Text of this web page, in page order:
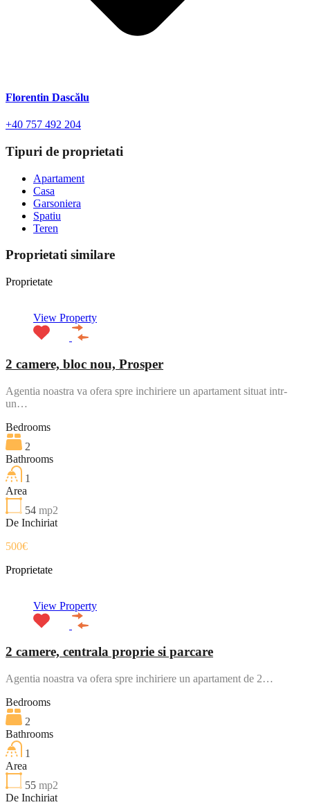
Florentin Dascălu
+40 757 492 204
Tipuri de proprietati
Apartament
Casa
Garsoniera
Spatiu
Teren
Proprietati similare
Proprietate
View Property
2 camere, bloc nou, Prosper
Agentia noastra va ofera spre inchiriere un apartament situat intr-
un…
Bedrooms
2
Bathrooms
1
Area
54 mp2
De Inchiriat
500€
Proprietate
View Property
2 camere, centrala proprie si parcare
Agentia noastra va ofera spre inchiriere un apartament de 2…
Bedrooms
2
Bathrooms
1
Area
55 mp2
De Inchiriat